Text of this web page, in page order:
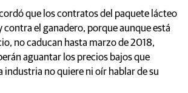
que los contratos del paquete lácteo
contra el ganadero, porque aunque está
no caducan hasta marzo de 2018,
aguantar los precios bajos que
industria no quiere ni oír hablar de su